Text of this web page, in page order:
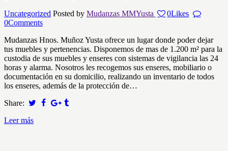
Uncategorized Posted by Mudanzas MMYusta 0Likes
0Comments
Mudanzas Hnos. Muñoz Yusta ofrece un lugar donde poder dejar
tus muebles y pertenencias. Disponemos de mas de 1.200 m² para la
custodia de sus muebles y enseres con sistemas de vigilancia las 24
horas y alarma. Nosotros les recogemos sus enseres, mobiliario o
documentación en su domicilio, realizando un inventario de todos
los enseres, además de la protección de…
Share:
Leer más